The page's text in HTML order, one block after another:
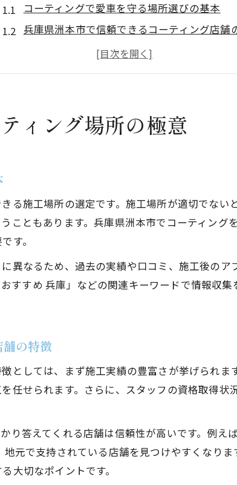
コーティングで愛車を守る場所選びの基本
兵庫県洲本市で信頼できるコーティング店舗
コーティング場所が仕上がりに与える影響とは
店舗選びで見るべきコーティング施工環境
愛車を守る最適なコーティングの選び方
コーティング種類と愛車への最適な選択基準
愛車に合うコーティング場所の見極め方
失敗しないコーティング選択のための比較方
施工前に知りたい洲本市のコーティング事情
洲本市でのコーティング利用動向とポイント
施工前に押さえたいコーティングの基礎知識
選ばれるコーティング場所の最新トレンド
コーティングが長持ちする場所選びのヒント
コーティングの耐久性に影響する場所の条件
コーティングが長持ちする店舗選びの秘訣
施工後も安心できるコーティング場所とは
コーティングの効果を最大化する選び方
ィング場所の極意
る施工場所の選定です。施工場所が適切でない
こともあります。兵庫県洲本市でコーティング
す。
異なるため、過去の実績や口コミ、施工後の
すすめ 兵庫」などの関連キーワードで情報収
の特徴
としては、まず施工実績の豊富さが挙げられま
任せられます。さらに、スタッフの資格取得状
り答えてくれる店舗は信頼性が高いです。例え
元で支持されている店舗を見つけやすくなり
大切なポイントです。